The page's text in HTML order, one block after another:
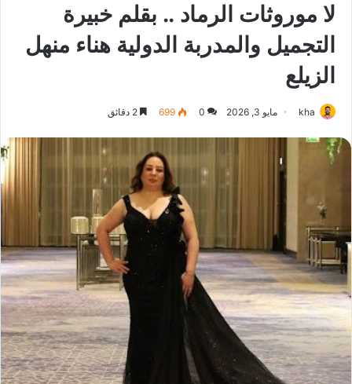
لا موروثات الرماد .. بقلم خبيرة
التجميل والمدربة الدولية هناء منهل
الزيلع
kha مايو 3, 2026 0
699